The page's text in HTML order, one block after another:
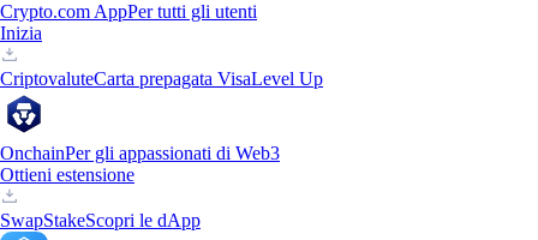
Crypto.com AppPer tutti gli utenti
Inizia
CriptovaluteCarta prepagata VisaLevel Up
OnchainPer gli appassionati di Web3
Ottieni estensione
SwapStakeScopri le dApp